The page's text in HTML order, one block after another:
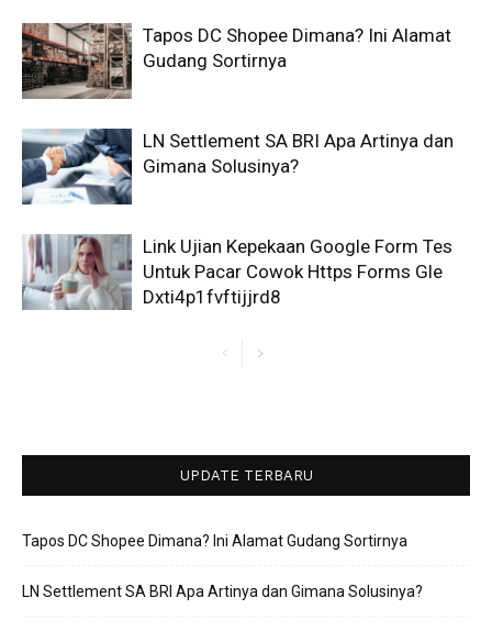
Tapos DC Shopee Dimana? Ini Alamat
Gudang Sortirnya
LN Settlement SA BRI Apa Artinya dan
Gimana Solusinya?
Link Ujian Kepekaan Google Form Tes
Untuk Pacar Cowok Https Forms Gle
Dxti4p1fvftijjrd8
UPDATE TERBARU
Tapos DC Shopee Dimana? Ini Alamat Gudang Sortirnya
LN Settlement SA BRI Apa Artinya dan Gimana Solusinya?